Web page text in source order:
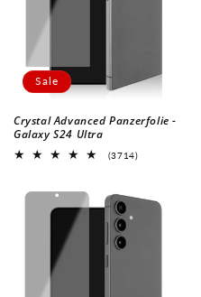
Sale
Crystal Advanced Panzerfolie -
Galaxy S24 Ultra
(3714)3714